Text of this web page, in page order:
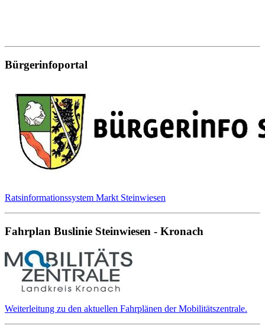
Bürgerinfoportal
Ratsinformationssystem Markt Steinwiesen
Fahrplan Buslinie Steinwiesen - Kronach
Weiterleitung zu den aktuellen Fahrplänen der Mobilitätszentrale.